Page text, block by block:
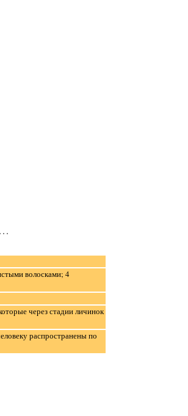
волосками; 4
через стадии личинок
распространены по